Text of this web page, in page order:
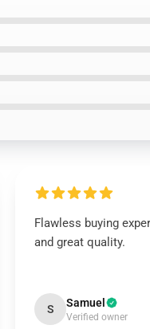
Flawless buying
and great quality.
S Samuel
Verified owner